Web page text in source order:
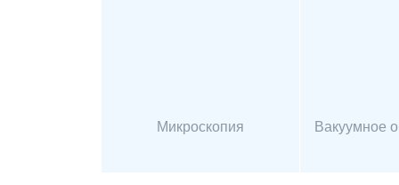
Микроскопия Вакуумное